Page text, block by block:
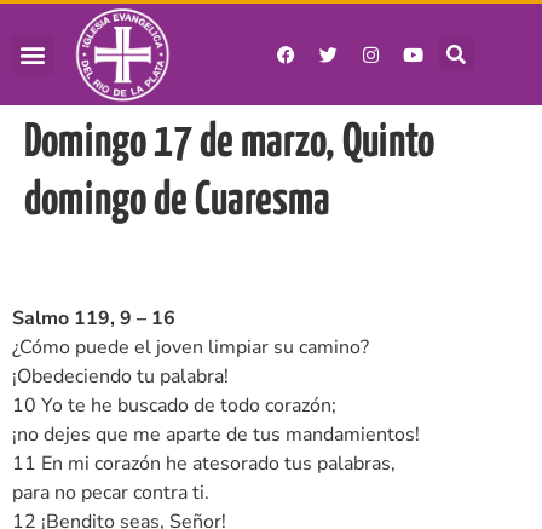
Domingo 17 de marzo, Quinto
domingo de Cuaresma
Salmo 119, 9 – 16
¿Cómo puede el joven limpiar su camino?
¡Obedeciendo tu palabra!
10 Yo te he buscado de todo corazón;
¡no dejes que me aparte de tus mandamientos!
11 En mi corazón he atesorado tus palabras,
para no pecar contra ti.
12 ¡Bendito seas, Señor!